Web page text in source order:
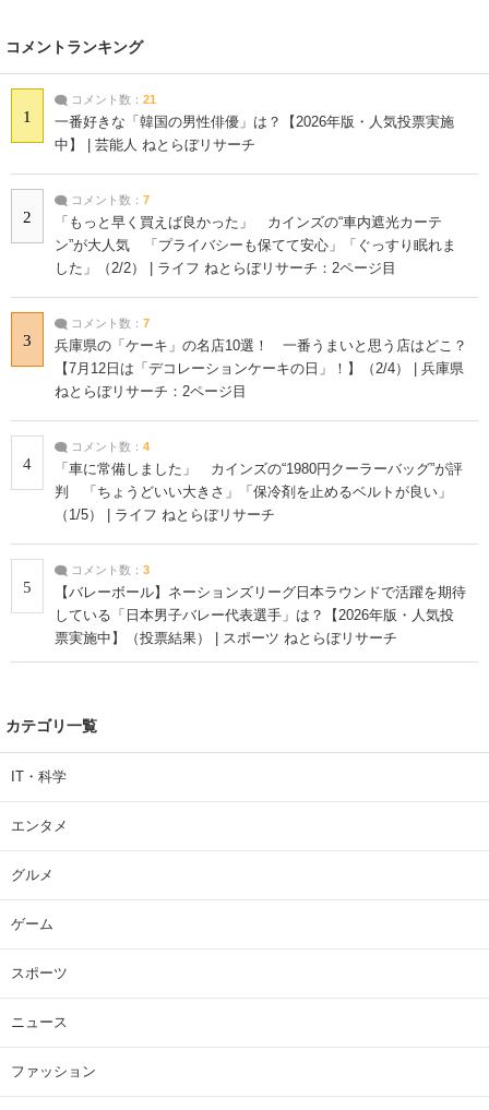
コメントランキング
1
コメント数： 21
一番好きな「韓国の男性俳優」は？【2026年版・人気投票実施
中】 | 芸能人 ねとらぼリサーチ
2
コメント数： 7
「もっと早く買えば良かった」 カインズの“車内遮光カーテ
ン”が大人気 「プライバシーも保てて安心」「ぐっすり眠れま
した」（2/2） | ライフ ねとらぼリサーチ：2ページ目
3
コメント数： 7
兵庫県の「ケーキ」の名店10選！ 一番うまいと思う店はどこ？
【7月12日は「デコレーションケーキの日」！】（2/4） | 兵庫県
ねとらぼリサーチ：2ページ目
4
コメント数： 4
「車に常備しました」 カインズの“1980円クーラーバッグ”が評
判 「ちょうどいい大きさ」「保冷剤を止めるベルトが良い」
（1/5） | ライフ ねとらぼリサーチ
5
コメント数： 3
【バレーボール】ネーションズリーグ日本ラウンドで活躍を期待
している「日本男子バレー代表選手」は？【2026年版・人気投
票実施中】（投票結果） | スポーツ ねとらぼリサーチ
カテゴリ一覧
IT・科学
エンタメ
グルメ
ゲーム
スポーツ
ニュース
ファッション